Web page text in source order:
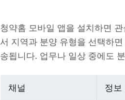
청약홈 모바일 앱을 설치하면
서 지역과 분양 유형을 선택하
송됩니다. 업무나 일상 중에도
채널 정보